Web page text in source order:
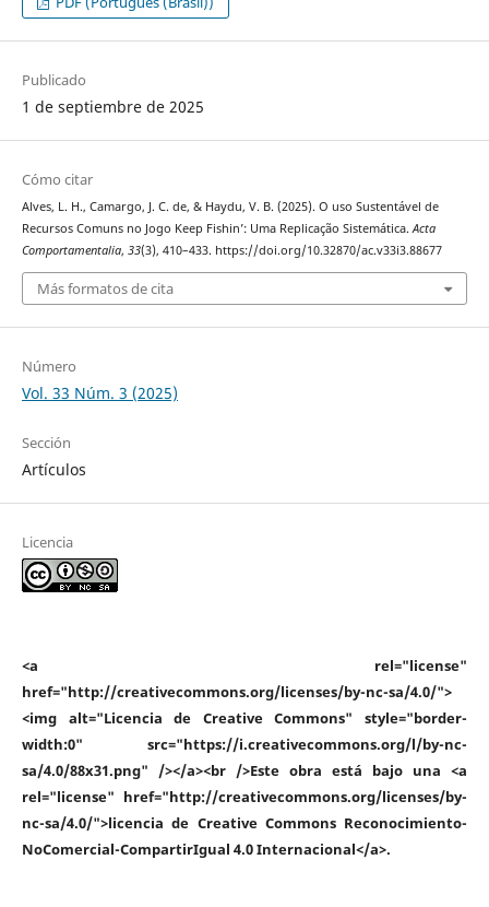
Publicado
1 de septiembre de 2025
Cómo citar
Alves, L. H., Camargo, J. C. de, & Haydu, V. B. (2025). O uso Sustentável de
Recursos Comuns no Jogo Keep Fishin’: Uma Replicação Sistemática. Acta
Comportamentalia, 33(3), 410–433. https://doi.org/10.32870/ac.v33i3.88677
Más formatos de cita
Número
Vol. 33 Núm. 3 (2025)
Sección
Artículos
Licencia
<a rel="license"
href="http://creativecommons.org/licenses/by-nc-sa/4.0/">
<img alt="Licencia de Creative Commons" style="border-
width:0" src="https://i.creativecommons.org/l/by-nc-
sa/4.0/88x31.png" /></a><br />Este obra está bajo una <a
rel="license" href="http://creativecommons.org/licenses/by-
nc-sa/4.0/">licencia de Creative Commons Reconocimiento-
NoComercial-CompartirIgual 4.0 Internacional</a>.